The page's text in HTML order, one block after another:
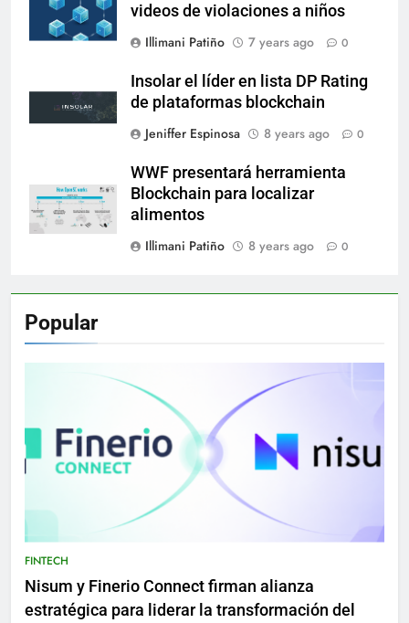
videos de violaciones a niños
Illimani Patiño
7 years ago 0
Insolar el líder en lista DP Rating
de plataformas blockchain
Jeniffer Espinosa
8 years ago 0
WWF presentará herramienta
Blockchain para localizar
alimentos
Illimani Patiño
8 years ago 0
Popular
FINTECH
Nisum y Finerio Connect firman alianza
estratégica para liderar la transformación del